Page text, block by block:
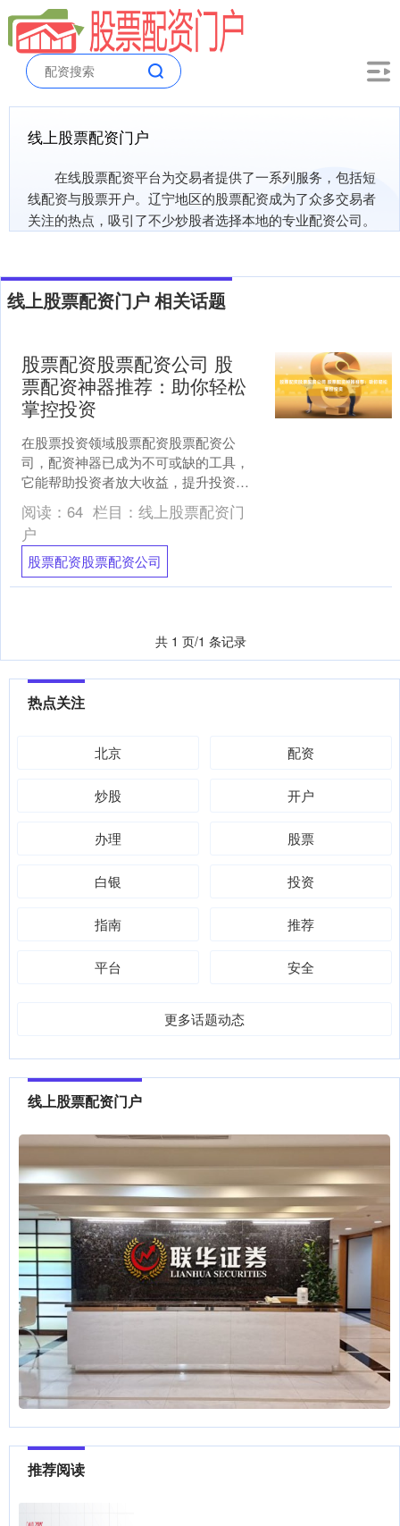
线上股票配资门户
在线股票配资平台为交易者提供了一系列服务，包括短
线配资与股票开户。辽宁地区的股票配资成为了众多交易者
关注的热点，吸引了不少炒股者选择本地的专业配资公司。
线上股票配资门户 相关话题
股票配资股票配资公司 股
票配资神器推荐：助你轻松
掌控投资
在股票投资领域股票配资股票配资公
司，配资神器已成为不可或缺的工具，
它能帮助投资者放大收益，提升投资效
率。以下推荐几款备受好评的股票配资
神器： 一家天下股票配资平....
阅读： 64 栏目： 线上股票配资门
户
股票配资股票配资公司
共 1 页/1 条记录
热点关注
北京 配资
炒股 开户
办理 股票
白银 投资
指南 推荐
平台 安全
更多话题动态
线上股票配资门户
推荐阅读